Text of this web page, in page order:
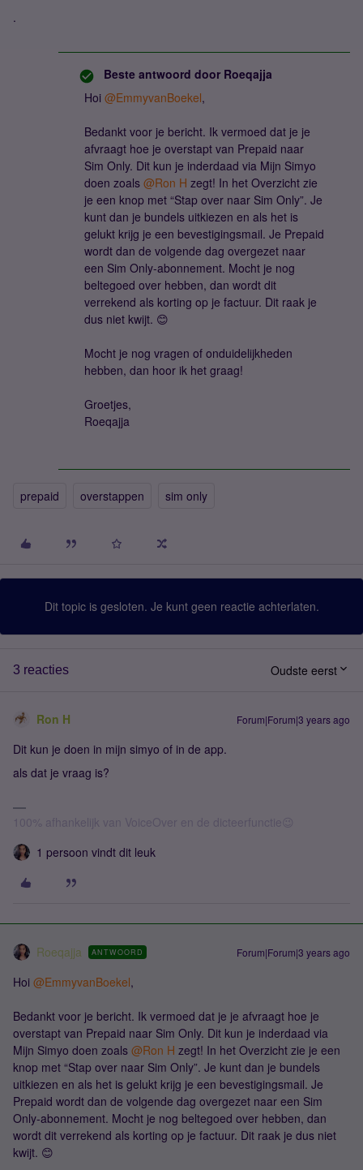
.
Beste antwoord door Roeqajja
Hoi @EmmyvanBoekel,
Bedankt voor je bericht. Ik vermoed dat je je
afvraagt hoe je overstapt van Prepaid naar
Sim Only. Dit kun je inderdaad via Mijn Simyo
doen zoals @Ron H zegt! In het Overzicht zie
je een knop met “Stap over naar Sim Only”. Je
kunt dan je bundels uitkiezen en als het is
gelukt krijg je een bevestigingsmail. Je Prepaid
wordt dan de volgende dag overgezet naar
een Sim Only-abonnement. Mocht je nog
beltegoed over hebben, dan wordt dit
verrekend als korting op je factuur. Dit raak je
dus niet kwijt. 😊
Mocht je nog vragen of onduidelijkheden
hebben, dan hoor ik het graag!
Groetjes,
Roeqajja
prepaid overstappen sim only
Dit topic is gesloten. Je kunt geen reactie achterlaten.
3 reacties Oudste eerst
Ron H Forum|Forum|3 years ago
Dit kun je doen in mijn simyo of in de app.
als dat je vraag is?
100% afhankelijk van VoiceOver en de dicteerfunctie😉
1 persoon vindt dit leuk
Roeqajja ANTWOORD Forum|Forum|3 years ago
Hoi @EmmyvanBoekel,
Bedankt voor je bericht. Ik vermoed dat je je afvraagt hoe je
overstapt van Prepaid naar Sim Only. Dit kun je inderdaad via
Mijn Simyo doen zoals @Ron H zegt! In het Overzicht zie je een
knop met “Stap over naar Sim Only”. Je kunt dan je bundels
uitkiezen en als het is gelukt krijg je een bevestigingsmail. Je
Prepaid wordt dan de volgende dag overgezet naar een Sim
Only-abonnement. Mocht je nog beltegoed over hebben, dan
wordt dit verrekend als korting op je factuur. Dit raak je dus niet
kwijt. 😊